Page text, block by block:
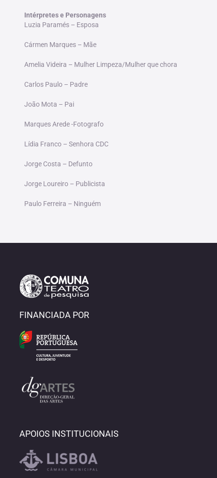
Intérpretes e Personagens
Luzia Paramés – Esposa
Cármen Marques – Mãe
Amelia Videira – Mulher Limpeza/Mulher que chora
Carlos Paulo – Padre
João Mota – Pai
Marques Arede -Fotografo
Lídia Franco – Senhora CDC
Jorge Costa – Defunto
Jorge Loureiro – Publicista
Paulo Ferreira – Ninguém
FINANCIADA POR
APOIOS INSTITUCIONAIS